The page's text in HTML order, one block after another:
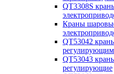
QT3308S
Краны
QT53042
QT53043
регулирующие